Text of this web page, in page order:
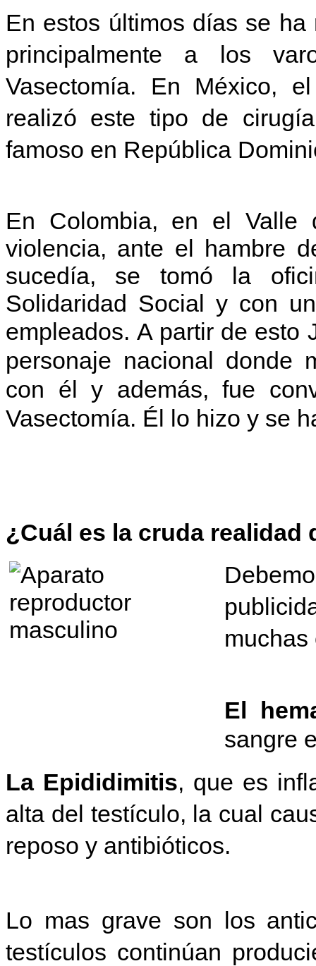
En estos últimos días se
principalmente a los
Vasectomía. En México,
realizó este tipo de
famoso en República
En Colombia, en el Valle
violencia, ante el hambre
sucedía, se tomó la
Solidaridad Social y con
empleados.A partir de esto
personaje nacional donde
con él y además, fue
Vasectomía. Él lo hizo y se
¿Cuál es la cruda realidad
D
El
sangre
La Epididimitis, que es
alta del testículo, la cual
reposo y antibióticos.
Lo mas grave son los
testículos continúan